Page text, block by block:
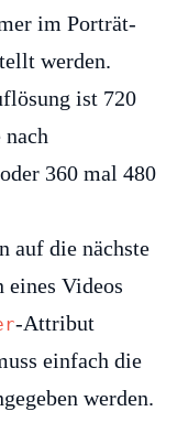
im Porträt-
werden.
ist 720
360 mal 480
auf die nächste
eines Videos
-Attribut
einfach die
werden.